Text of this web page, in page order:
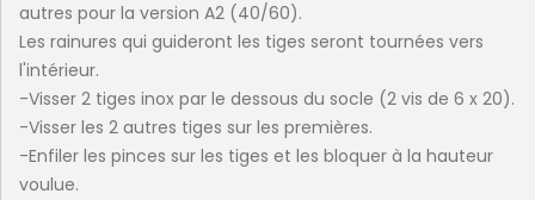
autres pour la version A2 (40/60).
Les rainures qui guideront les tiges seront tournées vers
l'intérieur.
-Visser 2 tiges inox par le dessous du socle (2 vis de 6 x 20).
-Visser les 2 autres tiges sur les premières.
-Enfiler les pinces sur les tiges et les bloquer à la hauteur
voulue.